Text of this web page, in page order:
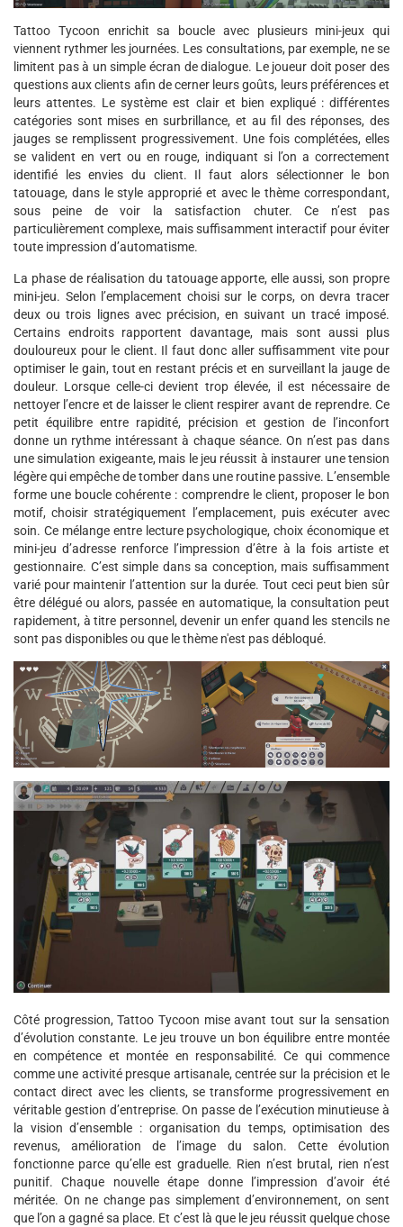
Tattoo Tycoon enrichit sa boucle avec plusieurs mini-jeux qui
viennent rythmer les journées. Les consultations, par exemple, ne se
limitent pas à un simple écran de dialogue. Le joueur doit poser des
questions aux clients afin de cerner leurs goûts, leurs préférences et
leurs attentes. Le système est clair et bien expliqué : différentes
catégories sont mises en surbrillance, et au fil des réponses, des
jauges se remplissent progressivement. Une fois complétées, elles
se valident en vert ou en rouge, indiquant si l’on a correctement
identifié les envies du client. Il faut alors sélectionner le bon
tatouage, dans le style approprié et avec le thème correspondant,
sous peine de voir la satisfaction chuter. Ce n’est pas
particulièrement complexe, mais suffisamment interactif pour éviter
toute impression d’automatisme.
La phase de réalisation du tatouage apporte, elle aussi, son propre
mini-jeu. Selon l’emplacement choisi sur le corps, on devra tracer
deux ou trois lignes avec précision, en suivant un tracé imposé.
Certains endroits rapportent davantage, mais sont aussi plus
douloureux pour le client. Il faut donc aller suffisamment vite pour
optimiser le gain, tout en restant précis et en surveillant la jauge de
douleur. Lorsque celle-ci devient trop élevée, il est nécessaire de
nettoyer l’encre et de laisser le client respirer avant de reprendre. Ce
petit équilibre entre rapidité, précision et gestion de l’inconfort
donne un rythme intéressant à chaque séance. On n’est pas dans
une simulation exigeante, mais le jeu réussit à instaurer une tension
légère qui empêche de tomber dans une routine passive. L’ensemble
forme une boucle cohérente : comprendre le client, proposer le bon
motif, choisir stratégiquement l’emplacement, puis exécuter avec
soin. Ce mélange entre lecture psychologique, choix économique et
mini-jeu d’adresse renforce l’impression d’être à la fois artiste et
gestionnaire. C’est simple dans sa conception, mais suffisamment
varié pour maintenir l’attention sur la durée. Tout ceci peut bien sûr
être délégué ou alors, passée en automatique, la consultation peut
rapidement, à titre personnel, devenir un enfer quand les stencils ne
sont pas disponibles ou que le thème n'est pas débloqué.
Côté progression, Tattoo Tycoon mise avant tout sur la sensation
d’évolution constante. Le jeu trouve un bon équilibre entre montée
en compétence et montée en responsabilité. Ce qui commence
comme une activité presque artisanale, centrée sur la précision et le
contact direct avec les clients, se transforme progressivement en
véritable gestion d’entreprise. On passe de l’exécution minutieuse à
la vision d’ensemble : organisation du temps, optimisation des
revenus, amélioration de l’image du salon. Cette évolution
fonctionne parce qu’elle est graduelle. Rien n’est brutal, rien n’est
punitif. Chaque nouvelle étape donne l’impression d’avoir été
méritée. On ne change pas simplement d’environnement, on sent
que l’on a gagné sa place. Et c’est là que le jeu réussit quelque chose